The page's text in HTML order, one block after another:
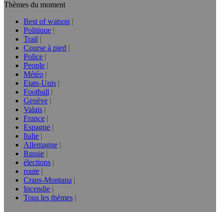
Thèmes du moment
Best of watson
Politique
Trail
Course à pied
Police
People
Météo
Etats-Unis
Football
Genève
Valais
France
Espagne
Italie
Allemagne
Russie
élections
route
Crans-Montana
Incendie
Tous les thèmes